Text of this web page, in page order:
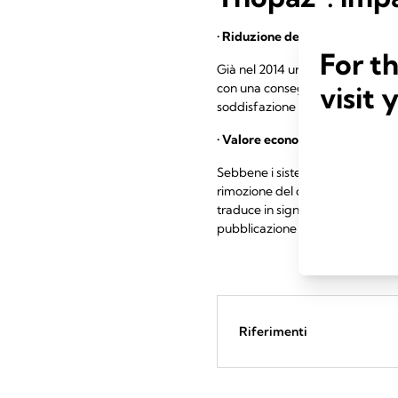
•Riduzione della degenza
Già nel 2014 uno studio
con una conseguente
soddisfazione più elevati
•Valore economico dimostrato
Sebbene i sistemi digitali
rimozione del drenaggio
traduce in significativi risparmi
pubblicazione di Patel 2023
Riferimenti
For
visit